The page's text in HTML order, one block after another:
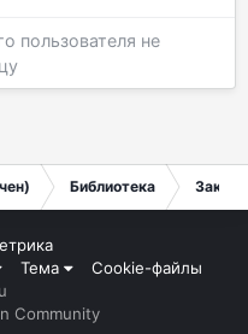
пользователя не
Библиотека Заказ
Тема
Cookie-файлы
Community